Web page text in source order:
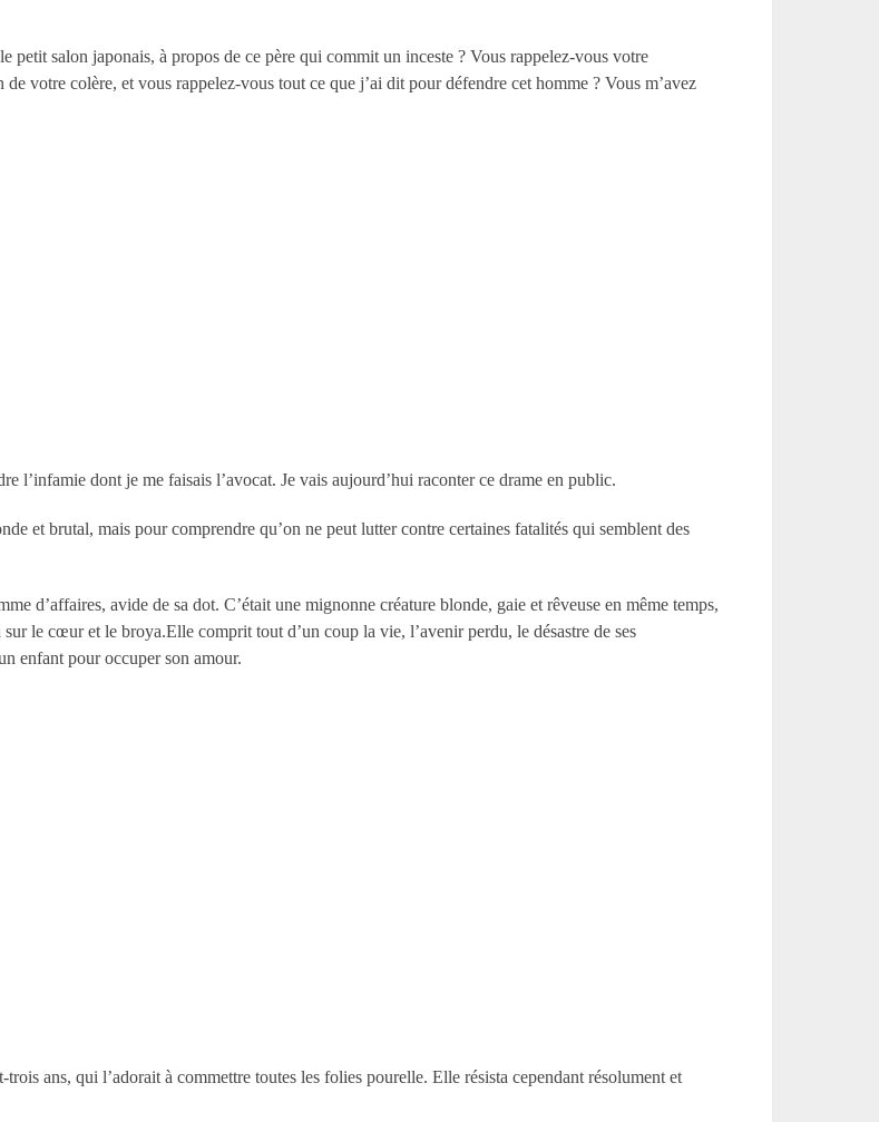
petit salon japonais, à propos de ce père qui commit un inceste ? Vous rappelez-vous votre
votre colère, et vous rappelez-vous tout ce que j’ai dit pour défendre cet homme ? Vous m’avez
l’infamie dont je me faisais l’avocat. Je vais aujourd’hui raconter ce drame en public.
et brutal, mais pour comprendre qu’on ne peut lutter contre certaines fatalités qui semblent des
d’affaires, avide de sa dot. C’était une mignonne créature blonde, gaie et rêveuse en même temps,
le cœur et le broya.Elle comprit tout d’un coup la vie, l’avenir perdu, le désastre de ses
enfant pour occuper son amour.
ans, qui l’adorait à commettre toutes les folies pourelle. Elle résista cependant résolument et